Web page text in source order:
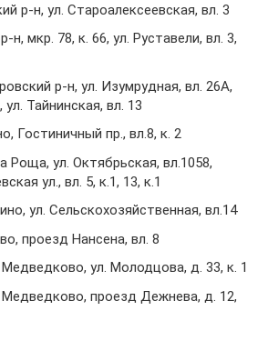
р-н, ул. Староалексеевская, вл. 3
н, мкр. 78, к. 66, ул. Руставели, вл. 3,
р-н, ул. Изумрудная, вл. 26А,
ул. Тайнинская, вл. 13
Гостиничный пр., вл.8, к. 2
Роща, ул. Октябрьская, вл.1058,
ул., вл. 5, к.1, 13, к.1
ул. Сельскохозяйственная, вл.14
проезд Нансена, вл. 8
ул. Молодцова, д. 33, к. 1
проезд Дежнева, д. 12,